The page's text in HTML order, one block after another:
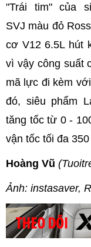
"Trái tim" của
SVJ màu đỏ
cơ V12 6.5L hút
vì vậy công suất
mã lực đi kèm
đó, siêu phẩm
tăng tốc từ 0 -
vận tốc tối đa
Hoàng Vũ
Ảnh: instasaver,